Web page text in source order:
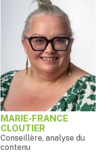
MARIE-FRANCE
CLOUTIER
Conseillère, analyse du
contenu